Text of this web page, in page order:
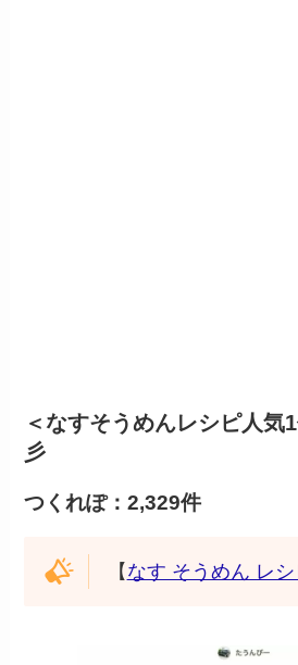
＜なすそうめんレシピ人
彡
つくれぽ：2,329件
【 なす そうめん レ